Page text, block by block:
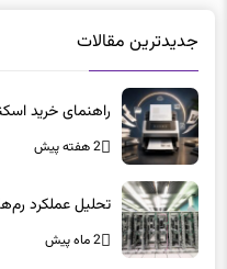
راهنمای خرید اسکنر
2 هفته پیش
2 ماه پیش